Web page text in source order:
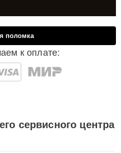
к оплате:
поломка
сервисного центра